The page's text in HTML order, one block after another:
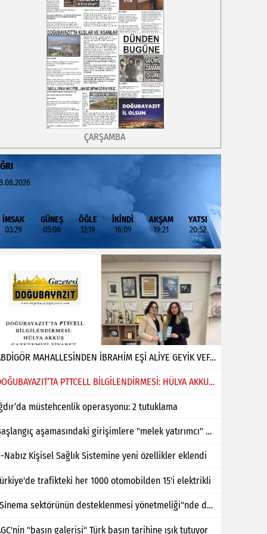
ÇARŞAMBA
İMSAK
03:29
GÜNEŞ
05:06
ÖĞLE
12:19
İKİNDİ
16:09
AKŞAM
19:21
YATSI
20:52
ABDİGÖR MAHALLESİNDEN İBRAHİM EŞİ ALİYE GEYİK VEFAT ETMİŞTİR
DOĞUBAYAZIT’TA PTTCELL BİLGİLENDİRMESİ: HÜLYA AKKUŞ GAZETEMİZİ ZİYARET ETTİ
müstehcenlik operasyonu: 2 tutuklama
Başlangıç aşamasındaki girişimlere "melek yatırımcı" desteği
Nabız Kişisel Sağlık Sistemine yeni özellikler eklendi
trafikteki her 1000 otomobilden 15'i elektrikli
"Sinema sektörünün desteklenmesi yönetmeliği"nde değişiklik yapıldı
"basın galerisi" Türk basın tarihine ışık tutuyor